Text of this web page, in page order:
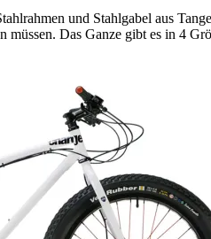
und Stahlgabel aus
müssen. Das Ganze gibt es in 4